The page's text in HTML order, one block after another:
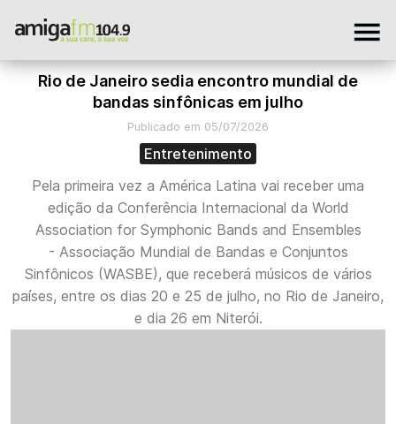
Rio de Janeiro sedia encontro mundial de
bandas sinfônicas em julho
Publicado em 05/07/2026
Entretenimento
Pela primeira vez a América Latina vai receber uma
edição da Conferência Internacional da World
Association for Symphonic Bands and Ensembles
- Associação Mundial de Bandas e Conjuntos
Sinfônicos (WASBE), que receberá músicos de vários
países, entre os dias 20 e 25 de julho, no Rio de Janeiro,
e dia 26 em Niterói.